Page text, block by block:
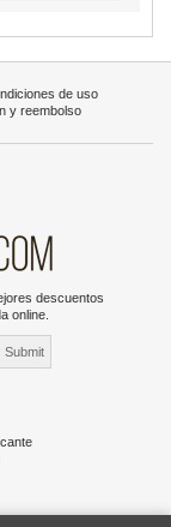
de uso
y reembolso
descuentos
online.